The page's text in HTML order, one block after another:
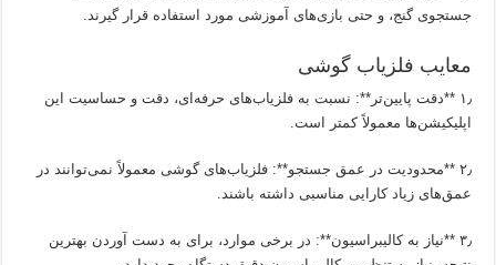
جستجوی گنج، و حتی بازی‌های آموزشی مورد استفاده قرار گیرند.
معایب فلزیاب گوشی
۱٫ **دقت پایین‌تر**: نسبت به فلزیاب‌های حرفه‌ای، دقت و حساسیت این
اپلیکیشن‌ها معمولاً کمتر است.
۲٫ **محدودیت در عمق جستجو**: فلزیاب‌های گوشی معمولاً نمی‌توانند در
عمق‌های زیاد کارایی مناسبی داشته باشند.
۳٫ **نیاز به کالیبراسیون**: در برخی موارد، برای به دست آوردن بهترین